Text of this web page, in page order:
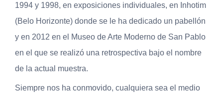
1994 y 1998, en exposiciones individuales, en Inhotim
(Belo Horizonte) donde se le ha dedicado un pabellón
y en 2012 en el Museo de Arte Moderno de San Pablo
en el que se realizó una retrospectiva bajo el nombre
de la actual muestra.
Siempre nos ha conmovido, cualquiera sea el medio